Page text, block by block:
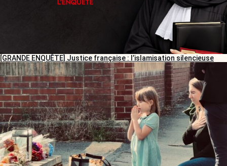
[GRANDE ENQUÊTE] Justice française : l’islamisation silencieuse